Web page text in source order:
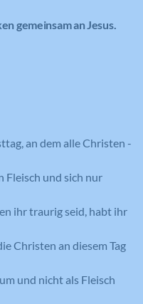
gemeinsam an Jesus.
an dem alle Christen -
Fleisch und sich nur
ihr traurig seid, habt ihr
Christen an diesem Tag
und nicht als Fleisch